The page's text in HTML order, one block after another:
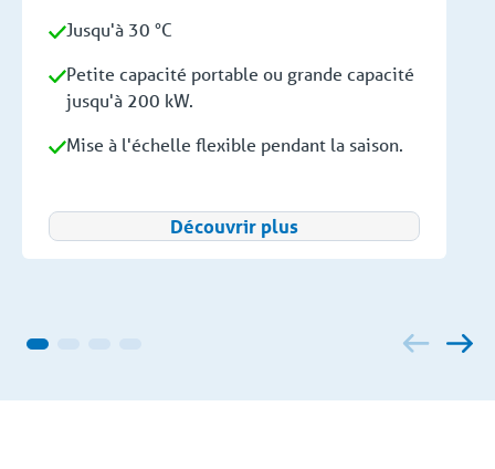
Jusqu'à 30 °C
Petite capacité portable ou grande capacité
jusqu'à 200 kW.
Mise à l'échelle flexible pendant la saison.
Découvrir plus